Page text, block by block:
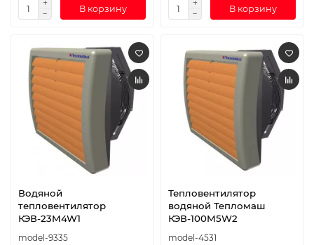
В корзину В корзину
Водяной
тепловентилятор
КЭВ-23M4W1
model-9335
Тепловентилятор
водяной Тепломаш
КЭВ-100M5W2
model-4531